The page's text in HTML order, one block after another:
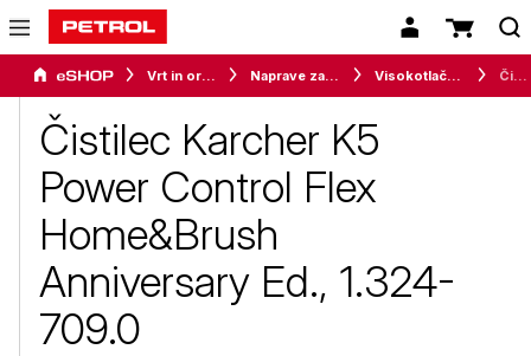
Vrt in orodje Naprave za vrt in okolico Visokotlačni čistilci
Čistilec Karcher K5
Power Control Flex
Home&Brush
Anniversary Ed., 1.324-
709.0